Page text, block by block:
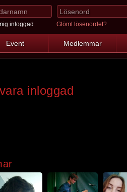
inloggad Glömt lösenordet?
Event Medlemmar
inloggad